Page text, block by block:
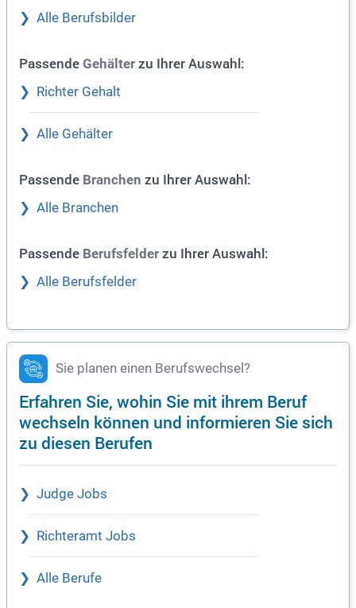
Alle Berufsbilder
Passende Gehälter zu Ihrer Auswahl:
Richter Gehalt
Alle Gehälter
Passende Branchen zu Ihrer Auswahl:
Alle Branchen
Passende Berufsfelder zu Ihrer Auswahl:
Alle Berufsfelder
Sie planen einen Berufswechsel?
Erfahren Sie, wohin Sie mit ihrem Beruf
wechseln können und informieren Sie sich
zu diesen Berufen
Judge Jobs
Richteramt Jobs
Alle Berufe